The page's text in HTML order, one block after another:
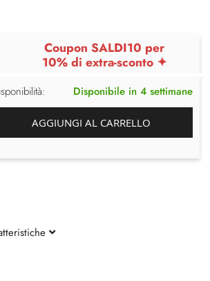
Coupon SALDI10 per
10% di extra-sconto ✦
Disponibile in 4 settimane
AGGIUNGI AL CARRELLO